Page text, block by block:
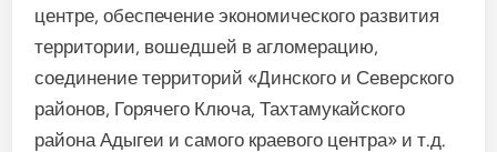
центре, обеспечение экономического развития
территории, вошедшей в агломерацию,
соединение территорий «Динского и Северского
районов, Горячего Ключа, Тахтамукайского
района Адыгеи и самого краевого центра» и т.д.